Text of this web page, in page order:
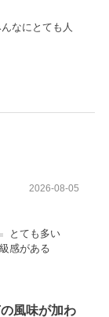
なにとても人
2026-08-05
とても多い
感がある
風味が加わ